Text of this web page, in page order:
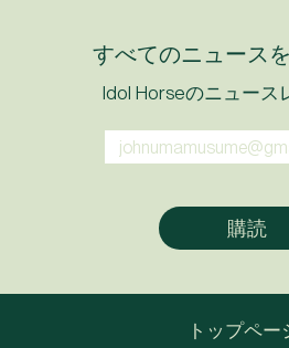
すべてのニュース
Idol Horseのニュース
トップペー